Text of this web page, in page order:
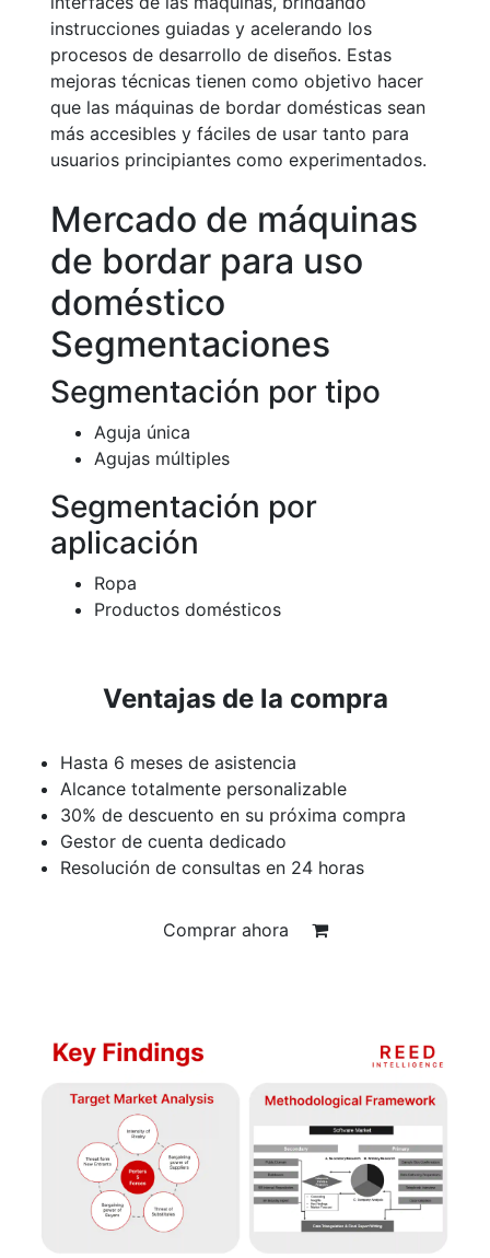
instrucciones guiadas y acelerando los
procesos de desarrollo de diseños. Estas
mejoras técnicas tienen como objetivo hacer
que las máquinas de bordar domésticas sean
más accesibles y fáciles de usar tanto para
usuarios principiantes como experimentados.
Mercado de máquinas
de bordar para uso
doméstico
Segmentaciones
Segmentación por tipo
Aguja única
Agujas múltiples
Segmentación por
aplicación
Ropa
Productos domésticos
Ventajas de la compra
Hasta 6 meses de asistencia
Alcance totalmente personalizable
30% de descuento en su próxima compra
Gestor de cuenta dedicado
Resolución de consultas en 24 horas
Comprar ahora